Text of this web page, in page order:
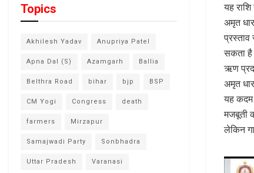
यह
अमृत
सकता
ऋण
अमृत
यह कदम
मजबूती
लेकिन
Topics
Akhilesh Yadav Anupriya Patel
Apna Dal (S) Azamgarh Ballia
Belthra Road bihar bjp BSP
CM Yogi Congress death
farmers Mirzapur
Samajwadi Party Sonbhadra
Uttar Pradesh Varanasi